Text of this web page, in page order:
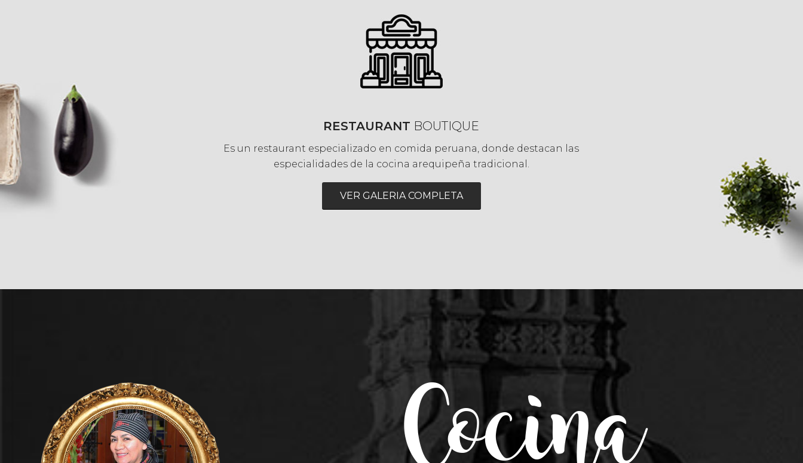
RESTAURANT BOUTIQUE
Es un restaurant especializado en comida peruana, donde destacan las
especialidades de la cocina arequipeña tradicional.
VER GALERIA COMPLETA